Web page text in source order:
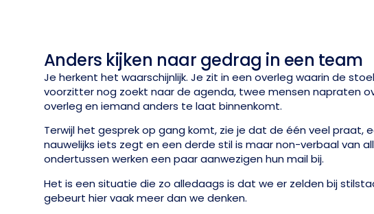
Anders kijken naar gedrag in een team
Je herkent het waarschijnlijk. Je zit in een overleg waarin de
voorzitter nog zoekt naar de agenda, twee mensen napraten
overleg en iemand anders te laat binnenkomt.
Terwijl het gesprek op gang komt, zie je dat de één veel praat,
nauwelijks iets zegt en een derde stil is maar non-verbaal van
ondertussen werken een paar aanwezigen hun mail bij.
Het is een situatie die zo alledaags is dat we er zelden bij
gebeurt hier vaak meer dan we denken.